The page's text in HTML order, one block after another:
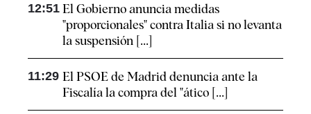
12:51 El Gobierno anuncia medidas
"proporcionales" contra Italia si no levanta
la suspensión [...]
11:29 El PSOE de Madrid denuncia ante la
Fiscalía la compra del "ático [...]